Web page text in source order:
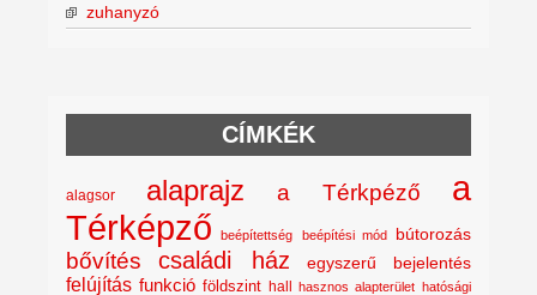
zuhanyzó
CÍMKÉK
alagsor alaprajz a Térkpéző
a
Térképző
beépítettség beépítési mód bútorozás
bővítés családi ház egyszerű bejelentés
felújítás funkció földszint hall hasznos alapterület hatósági